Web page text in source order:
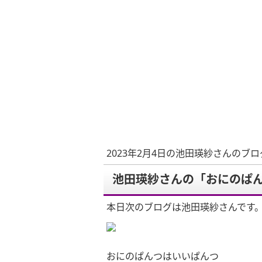
2023年2月4日の池田瑛紗さんのブロ
池田瑛紗さんの「おにのぱ
本日次のブログは池田瑛紗さんです。
おにのぱんつはいいぱんつ